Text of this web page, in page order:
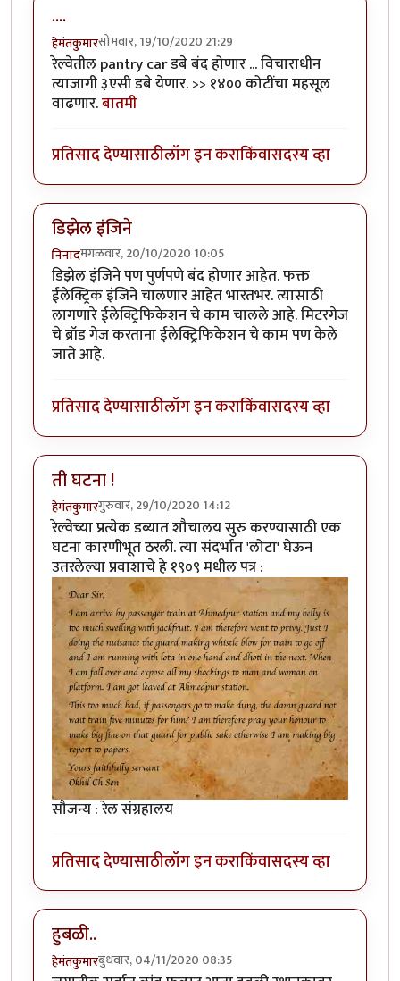
....
हेमंतकुमारसोमवार, 19/10/2020 21:29
रेल्वेतील pantry car डबे बंद होणार ... विचाराधीन
त्याजागी ३एसी डबे येणार. >> १४०० कोटींचा महसूल
वाढणार.बातमी
प्रतिसाद देण्यासाठीलॉग इन कराकिंवासदस्य व्हा
डिझेल इंजिने
निनादमंगळवार, 20/10/2020 10:05
डिझेल इंजिने पण पुर्णपणे बंद होणार आहेत. फक्त
ईलेक्ट्रिक इंजिने चालणार आहेत भारतभर. त्यासाठी
लागणारे ईलेक्ट्रिफिकेशन चे काम चालले आहे. मिटरगेज
चे ब्रॉड गेज करताना ईलेक्ट्रिफिकेशन चे काम पण केले
जाते आहे.
प्रतिसाद देण्यासाठीलॉग इन कराकिंवासदस्य व्हा
ती घटना !
हेमंतकुमारगुरुवार, 29/10/2020 14:12
रेल्वेच्या प्रत्येक डब्यात शौचालय सुरु करण्यासाठी एक
घटना कारणीभूत ठरली. त्या संदर्भात 'लोटा' घेऊन
उतरलेल्या प्रवाशाचे हे १९०९ मधील पत्र :
सौजन्य : रेल संग्रहालय
प्रतिसाद देण्यासाठीलॉग इन कराकिंवासदस्य व्हा
हुबळी..
हेमंतकुमारबुधवार, 04/11/2020 08:35